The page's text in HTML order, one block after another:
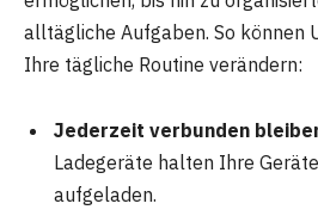
alltägliche Aufgaben. So können
Ihre tägliche Routine verändern:
Jederzeit verbunden
Ladegeräte halten Ihre
aufgeladen.